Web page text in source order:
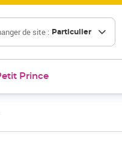
de site : Particulier
Prince